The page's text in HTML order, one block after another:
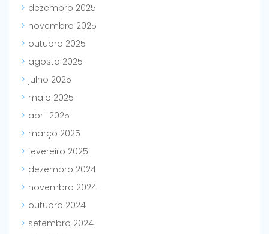
dezembro 2025
novembro 2025
outubro 2025
agosto 2025
julho 2025
maio 2025
abril 2025
março 2025
fevereiro 2025
dezembro 2024
novembro 2024
outubro 2024
setembro 2024